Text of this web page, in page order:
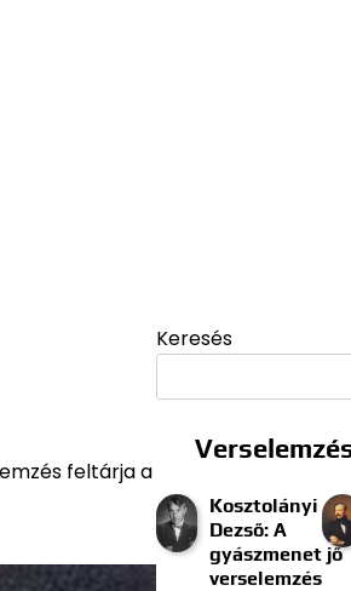
feltárja a
Keresés
Kosztolányi
Dezső: A
gyászmenet jő
verselemzés